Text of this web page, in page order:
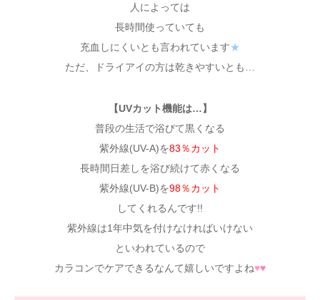
人によっては
長時間使っていても
充血しにくいとも言われています★
ただ、ドライアイの方は乾きやすいとも…
【UVカット機能は…】
普段の生活で浴びて黒くなる
紫外線(UV-A)を83％カット
長時間日差しを浴び続けて赤くなる
紫外線(UV-B)を98％カット
してくれるんです!!
紫外線は1年中気を付けなければいけない
といわれているので
カラコンでケアできるなんて嬉しいですよね♥♥